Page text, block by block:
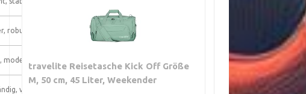
robust, stylisches Design
Look
viele Fächer
travelite Reisetasche Kick Off Größe
M, 50 cm, 45 Liter, Weekender